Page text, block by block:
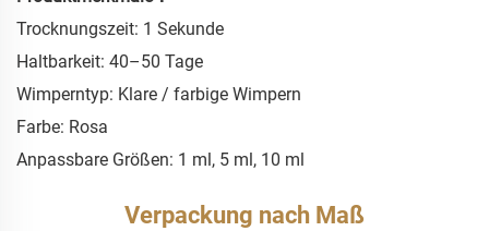
Trocknungszeit: 1 Sekunde
Haltbarkeit: 40–50 Tage
Wimperntyp: Klare / farbige Wimpern
Farbe: Rosa
Anpassbare Größen: 1 ml, 5 ml, 10 ml
Verpackung nach Maß